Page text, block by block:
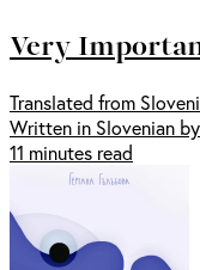
Very
Translated from
Written in Slovenian
11 minutes read